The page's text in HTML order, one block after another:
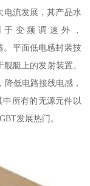
电流发展，其产品水
于变频调速外，
。平面低电感封装技
艇上的发射装置。
低电路接线电感，
所有的无源元件以
发展热门。